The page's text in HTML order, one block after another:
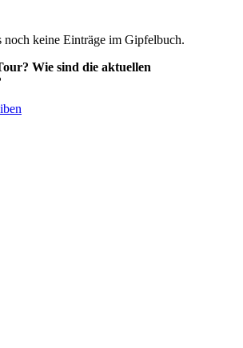
noch keine Einträge im Gipfelbuch.
Wie sind die aktuellen